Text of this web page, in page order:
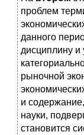
проблем
данного
дисциплину и
рыночной
и
науки,
становится